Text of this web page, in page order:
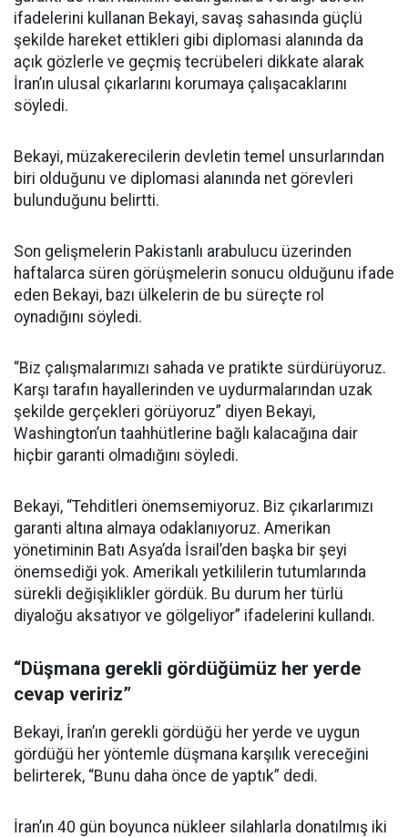
ifadelerini kullanan Bekayi, savaş sahasında güçlü
şekilde hareket ettikleri gibi diplomasi alanında da
açık gözlerle ve geçmiş tecrübeleri dikkate alarak
İran’ın ulusal çıkarlarını korumaya çalışacaklarını
söyledi.
Bekayi, müzakerecilerin devletin temel unsurlarından
biri olduğunu ve diplomasi alanında net görevleri
bulunduğunu belirtti.
Son gelişmelerin Pakistanlı arabulucu üzerinden
haftalarca süren görüşmelerin sonucu olduğunu ifade
eden Bekayi, bazı ülkelerin de bu süreçte rol
oynadığını söyledi.
“Biz çalışmalarımızı sahada ve pratikte sürdürüyoruz.
Karşı tarafın hayallerinden ve uydurmalarından uzak
şekilde gerçekleri görüyoruz” diyen Bekayi,
Washington’un taahhütlerine bağlı kalacağına dair
hiçbir garanti olmadığını söyledi.
Bekayi, “Tehditleri önemsemiyoruz. Biz çıkarlarımızı
garanti altına almaya odaklanıyoruz. Amerikan
yönetiminin Batı Asya’da İsrail’den başka bir şeyi
önemsediği yok. Amerikalı yetkililerin tutumlarında
sürekli değişiklikler gördük. Bu durum her türlü
diyaloğu aksatıyor ve gölgeliyor” ifadelerini kullandı.
“Düşmana gerekli gördüğümüz her yerde
cevap veririz”
Bekayi, İran’ın gerekli gördüğü her yerde ve uygun
gördüğü her yöntemle düşmana karşılık vereceğini
belirterek, “Bunu daha önce de yaptık” dedi.
İran’ın 40 gün boyunca nükleer silahlarla donatılmış iki